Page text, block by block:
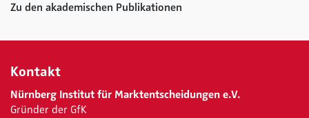
Zu den akademischen Publikationen
Kontakt
Nürnberg Institut für Marktentscheidungen e.V.
Gründer der GfK